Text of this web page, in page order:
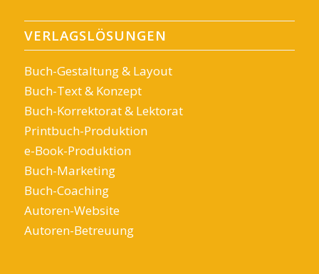
VERLAGSLÖSUNGEN
Buch-Gestaltung & Layout
Buch-Text & Konzept
Buch-Korrektorat & Lektorat
Printbuch-Produktion
e-Book-Produktion
Buch-Marketing
Buch-Coaching
Autoren-Website
Autoren-Betreuung